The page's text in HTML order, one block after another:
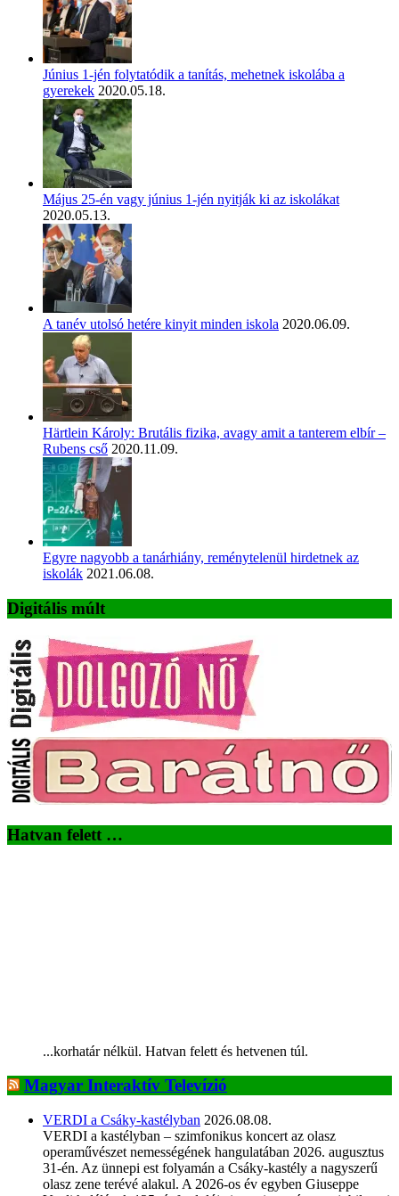
Június 1-jén folytatódik a tanítás, mehetnek iskolába a
gyerekek 2020.05.18.
Május 25-én vagy június 1-jén nyitják ki az iskolákat
2020.05.13.
A tanév utolsó hetére kinyit minden iskola 2020.06.09.
Härtlein Károly: Brutális fizika, avagy amit a tanterem elbír –
Rubens cső 2020.11.09.
Egyre nagyobb a tanárhiány, reménytelenül hirdetnek az
iskolák 2021.06.08.
Digitális múlt
Hatvan felett …
...korhatár nélkül. Hatvan felett és hetvenen túl.
Magyar Interaktív Televízió
VERDI a Csáky-kastélyban 2026.08.08.
VERDI a kastélyban – szimfonikus koncert az olasz
operaművészet nemességének hangulatában 2026. augusztus
31-én. Az ünnepi est folyamán a Csáky-kastély a nagyszerű
olasz zene terévé alakul. A 2026-os év egyben Giuseppe